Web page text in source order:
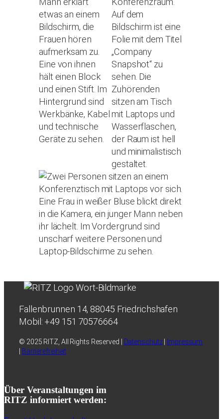
Fallenbrunnen 14, 88045 Friedrichshafen
Mobil: +49 151 70576664
© 2025 RITZ, All Rights Reserved | Datenschutz|
Impressum
Barrierefreiheit
Über Veranstaltungen im
RITZ informiert werden: